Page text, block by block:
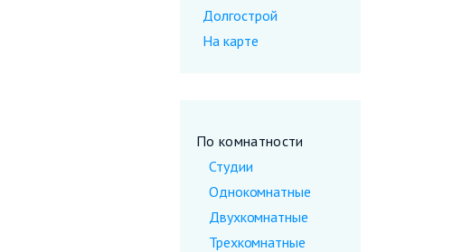
Долгострой
На карте
По комнатности
Студии
Однокомнатные
Двухкомнатные
Трехкомнатные